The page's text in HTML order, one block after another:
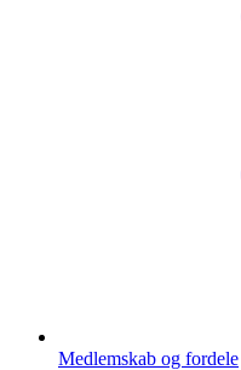
Medlemskab og fordele